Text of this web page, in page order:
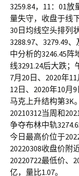
3259.84，11：01
量失守，收盘于线
30日均线空头排列
3288.97、3279.49
中分析的3246.45
线3291.24后大跌；
7月20日、2020年
12日、2020年10月
马克上升结构第3K
20210312当周和
争夺布林中轨
今日最高价位于
20220308收盘价附
20220722最低价、
亿，量比1.07。